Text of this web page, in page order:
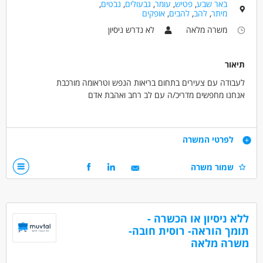
באר שבע,פטיש, עומר, גבעולים, נבטים,
מיתר,להב,להבים,אופקים
משרה מלאה
לא נדרש ניסיון
תיאור
לעבודה עם צעירים בתחום בריאות הנפש וטראומה מורכבת
אנחנו מחפשים מדריכ/ה עם לב רחב ואהבת אדם
ומקצועי,
תחומי החיים.
תינתן הכשרה מקצועית קבועה!
תנאים:
היקף משרה גמיש
אפשרויות פיתוח וקידום
סבסוד לימודים לתואר טיפולי
דרישות
רצון לעזור לאחר
כללי /ללא הכשרה - עובד/ת כללי
חינוך, הוראה והדרכה - מדריך/ה
לפרטי המשרה
שמור משרה
ללא ניסיון או הכשרה -
תומך הוראה- רוסית חובה-
משרה מלאה